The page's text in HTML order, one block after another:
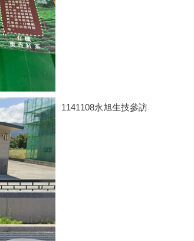
1141108永旭生技參訪